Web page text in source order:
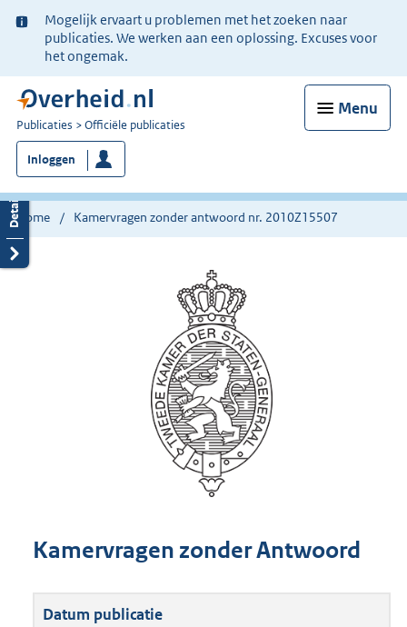
Ter
informatie:
Mogelijk ervaart u problemen met het zoeken naar
publicaties. We werken aan een oplossing. Excuses voor
het ongemak.
Menu
U
bent
nu
hier:
Publicaties Officiële publicaties
Inloggen
Home Kamervragen zonder antwoord nr. 2010Z15507
Kamervragen zonder Antwoord